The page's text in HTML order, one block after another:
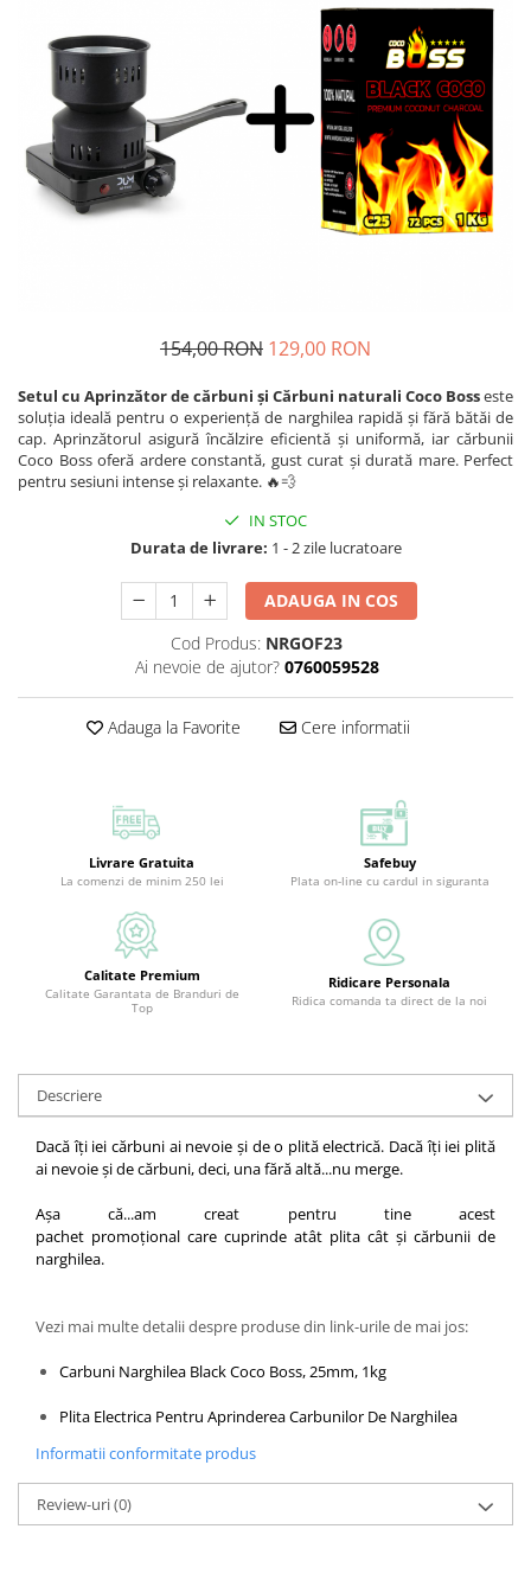
154,00 RON 129,00 RON
Setul cu Aprinzător de cărbuni și Cărbuni naturali Coco Bosseste
soluția ideală pentru o experiență de narghilea rapidă și fără bătăi de
cap. Aprinzătorul asigură încălzire eficientă și uniformă, iar cărbunii
Coco Boss oferă ardere constantă, gust curat și durată mare. Perfect
pentru sesiuni intense și relaxante. 🔥💨
IN STOC
Durata de livrare: 1 - 2 zile lucratoare
ADAUGA IN COS
Cod Produs: NRGOF23
Ai nevoie de ajutor? 0760059528
Adauga la Favorite Cere informatii
Livrare Gratuita
La comenzi de minim 250 lei
Safebuy
Plata on-line cu cardul in siguranta
Calitate Premium
Calitate Garantata de Branduri de
Top
Ridicare Personala
Ridica comanda ta direct de la noi
Descriere
Dacă îți iei cărbuni ai nevoie și de o plită electrică. Dacă îți iei plită
ai nevoie și de cărbuni, deci, una fără altă...nu merge.
Așa că...am creat pentru tine acest
pachet promoțional care cuprinde atât plita cât și cărbunii de
narghilea.
Vezi mai multe detalii despre produse din link-urile de mai jos:
Carbuni Narghilea Black Coco Boss, 25mm, 1kg
Plita Electrica Pentru Aprinderea Carbunilor De Narghilea
Informatii conformitate produs
Review-uri(0)